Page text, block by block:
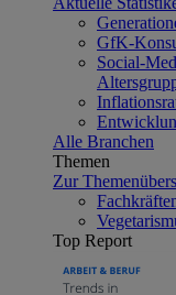
GfK-
Social-
Alle Branchen
Themen
Zur
Top Report